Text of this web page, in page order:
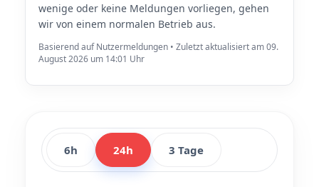
wenige oder keine Meldungen vorliegen, gehen
wir von einem normalen Betrieb aus.
Basierend auf Nutzermeldungen • Zuletzt aktualisiert am 09.
August 2026 um 14:01 Uhr
6h 24h 3 Tage